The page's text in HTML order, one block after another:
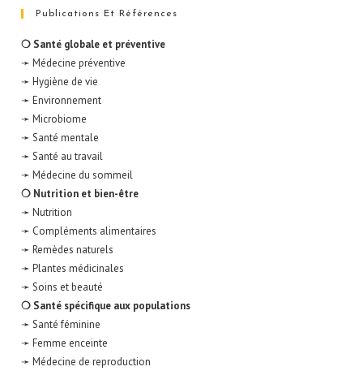
Publications Et Références
❍ Santé globale et préventive
➛ Médecine préventive
➛ Hygiène de vie
➛ Environnement
➛ Microbiome
➛ Santé mentale
➛ Santé au travail
➛ Médecine du sommeil
❍ Nutrition et bien-être
➛ Nutrition
➛ Compléments alimentaires
➛ Remèdes naturels
➛ Plantes médicinales
➛ Soins et beauté
❍ Santé spécifique aux populations
➛ Santé féminine
➛ Femme enceinte
➛ Médecine de reproduction